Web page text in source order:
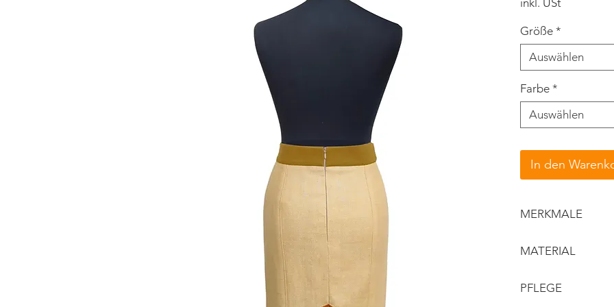
inkl. USt
Größe *
Auswählen
Farbe *
Auswählen
In den
MERKMALE
knieumspielend
MATERIAL
Bund:
PFLEGE